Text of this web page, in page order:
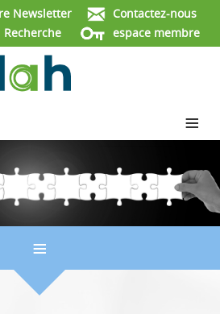
Newsletter
Contactez-nous
Recherche
espace membre
≡
≡